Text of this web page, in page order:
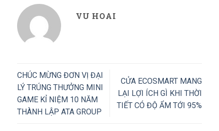
VU HOAI
CHÚC MỪNG ĐƠN VỊ ĐẠI
LÝ TRÚNG THƯỞNG MINI
GAME KỈ NIỆM 10 NĂM
THÀNH LẬP ATA GROUP
CỬA ECOSMART MANG
LẠI LỢI ÍCH GÌ KHI THỜI
TIẾT CÓ ĐỘ ẨM TỚI 95%